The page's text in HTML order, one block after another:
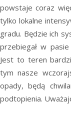
powstaje coraz
tylko lokalne
gradu. Będzie ich
przebiegał w
Jest to teren
tym nasze
opady, będą
podtopienia.